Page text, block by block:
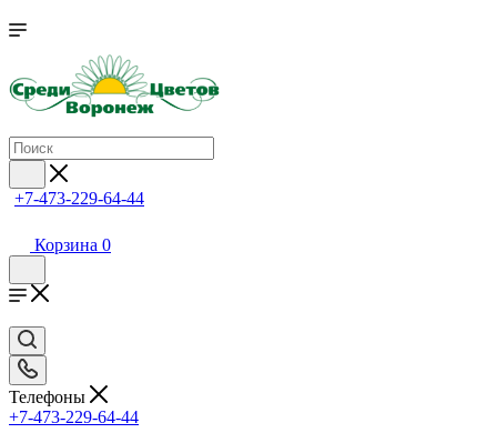
+7-473-229-64-44
Корзина 0
Телефоны
+7-473-229-64-44